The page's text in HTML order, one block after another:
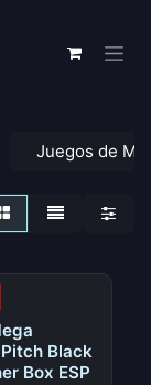
Juegos de
Black
Box ESP